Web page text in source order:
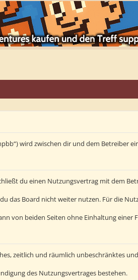
wird zwischen dir und dem Betreiber
du einen Nutzungsvertrag mit dem
das Board nicht weiter nutzen. Für die
von beiden Seiten ohne Einhaltung einer
zeitlich und räumlich unbeschränktes
des Nutzungsvertrages bestehen.